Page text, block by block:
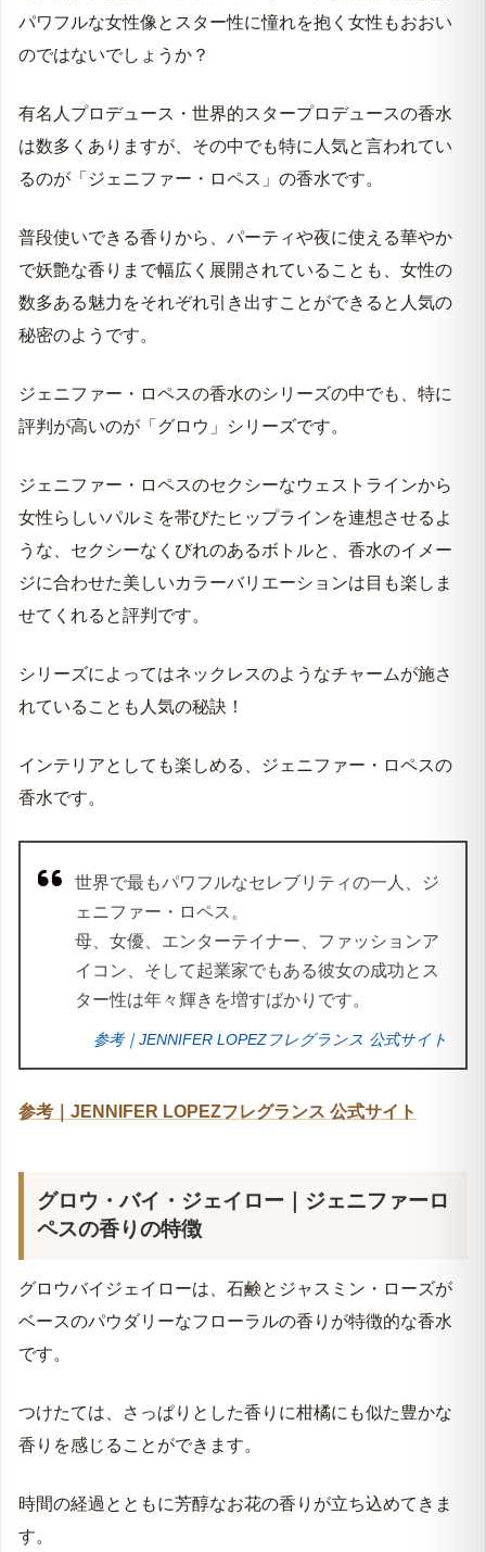
パワフルな女性像とスター性に憧れを抱く女性もおおい
のではないでしょうか？
有名人プロデュース・世界的スタープロデュースの香水
は数多くありますが、その中でも特に人気と言われてい
るのが「ジェニファー・ロペス」の香水です。
普段使いできる香りから、パーティや夜に使える華やか
で妖艶な香りまで幅広く展開されていることも、女性の
数多ある魅力をそれぞれ引き出すことができると人気の
秘密のようです。
ジェニファー・ロペスの香水のシリーズの中でも、特に
評判が高いのが「グロウ」シリーズです。
ジェニファー・ロペスのセクシーなウェストラインから
女性らしいパルミを帯びたヒップラインを連想させるよ
うな、セクシーなくびれのあるボトルと、香水のイメー
ジに合わせた美しいカラーバリエーションは目も楽しま
せてくれると評判です。
シリーズによってはネックレスのようなチャームが施さ
れていることも人気の秘訣！
インテリアとしても楽しめる、ジェニファー・ロペスの
香水です。
世界で最もパワフルなセレブリティの一人、ジ
ェニファー・ロペス。
母、女優、エンターテイナー、ファッションア
イコン、そして起業家でもある彼女の成功とス
ター性は年々輝きを増すばかりです。
参考｜JENNIFER LOPEZフレグランス 公式サイト
参考｜JENNIFER LOPEZフレグランス 公式サイト
グロウ・バイ・ジェイロー｜ジェニファーロ
ペスの香りの特徴
グロウバイジェイローは、石鹸とジャスミン・ローズが
ベースのパウダリーなフローラルの香りが特徴的な香水
です。
つけたては、さっぱりとした香りに柑橘にも似た豊かな
香りを感じることができます。
時間の経過とともに芳醇なお花の香りが立ち込めてきま
す。